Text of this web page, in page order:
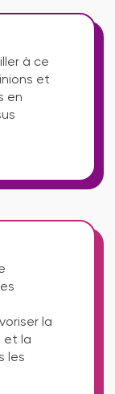
à ce
et
en
la
et la
les